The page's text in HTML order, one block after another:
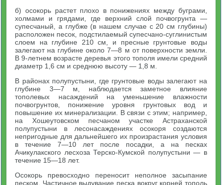
б) осокорь растет плохо в понижениях между буграми,
холмами и грядами, где верхний слой почвогрунта —
супесчаный, а глубже (в нашем случае с 20 см глубины)
расположен песок, подстилаемый супесчано-суглинистым
слоем на глубине 210 см, и пресные грунтовые воды
залегают на глубине около 7—8 м от поверхности земли.
В 9-летнем возрасте деревья этого тополя имели средний
диаметр 1,6 см и среднюю высоту — 1,8 м.
В районах полупустыни, где грунтовые воды залегают на
глубине 3—7 м, наблюдается заметное влияние
тополевых насаждений на уменьшение влажности
почвогрунтов, понижение уровня грунтовых вод и
повышение их минерализации. В связи с этим; например,
на Хошеутовском песчаном участке Астраханской
полупустыни в лесонасаждениях осокоря создаются
непригодные для дальнейшего их произрастания условия
в течение 7—10 лет после посадки, а на песках
Ачикулакского лесхоза Терско-Кумской полупустыни — в
течение 15—18 лет.
Осокорь превосходно переносит неполное засыпание
песком. Частичное выдувание песка вокруг корней тополь